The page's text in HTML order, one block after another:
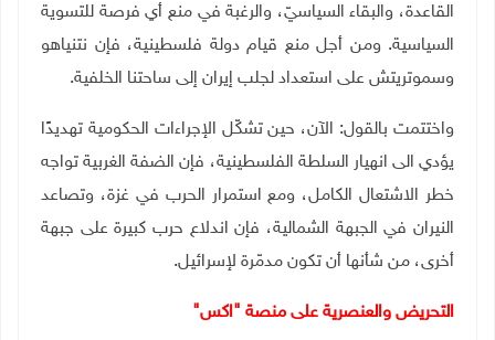
القاعدة، والبقاء السياسيّ، والرغبة في منع أي فرصة للتسوية
السياسية. ومن أجل منع قيام دولة فلسطينية، فإن نتنياهو
وسموتريتش على استعداد لجلب إيران إلى ساحتنا الخلفية.
واختتمت بالقول: الآن، حين تشكّل الإجراءات الحكومية تهديدًا
يؤدي الى انهيار السلطة الفلسطينية، فإن الضفة الغربية تواجه
خطر الاشتعال الكامل، ومع استمرار الحرب في غزة، وتصاعد
النيران في الجبهة الشمالية، فإن اندلاع حرب كبيرة على جبهة
أخرى، من شأنها أن تكون مدمّرة لإسرائيل.
التحريض والعنصرية على منصة "اكس"